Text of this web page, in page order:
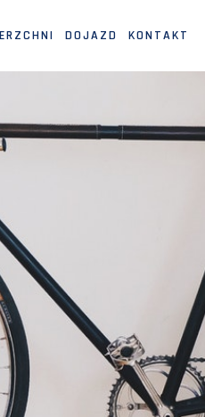
DOJAZD KONTAKT